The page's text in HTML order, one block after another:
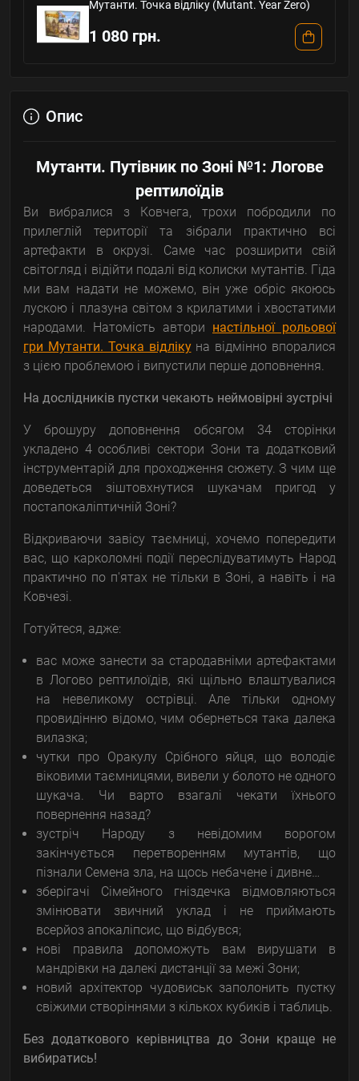
Мутанти. Точка відліку (Mutant. Year Zero)
1 080 грн.
Опис
Мутанти. Путівник по Зоні №1: Логове
рептилоїдів
Ви вибралися з Ковчега, трохи побродили по
прилеглій території та зібрали практично всі
артефакти в окрузі. Саме час розширити свій
світогляд і відійти подалі від колиски мутантів. Гіда
ми вам надати не можемо, він уже обріс якоюсь
лускою і плазуна світом з крилатими і хвостатими
народами. Натомість автори настільної рольової
гри Мутанти. Точка відлікуна відмінно впоралися
з цією проблемою і випустили перше доповнення.
На дослідників пустки чекають неймовірні зустрічі
У брошуру доповнення обсягом 34 сторінки
укладено 4 особливі сектори Зони та додатковий
інструментарій для проходження сюжету. З чим ще
доведеться зіштовхнутися шукачам пригод у
постапокаліптичній Зоні?
Відкриваючи завісу таємниці, хочемо попередити
вас, що карколомні події переслідуватимуть Народ
практично по п'ятах не тільки в Зоні, а навіть і на
Ковчезі.
Готуйтеся, адже:
вас може занести за стародавніми артефактами
в Логово рептилоїдів, які щільно влаштувалися
на невеликому острівці. Але тільки одному
провидінню відомо, чим обернеться така далека
вилазка;
чутки про Оракулу Срібного яйця, що володіє
віковими таємницями, вивели у болото не одного
шукача. Чи варто взагалі чекати їхнього
повернення назад?
зустріч Народу з невідомим ворогом
закінчується перетворенням мутантів, що
пізнали Семена зла, на щось небачене і дивне…
зберігачі Сімейного гніздечка відмовляються
змінювати звичний уклад і не приймають
всерйоз апокаліпсис, що відбувся;
нові правила допоможуть вам вирушати в
мандрівки на далекі дистанції за межі Зони;
новий архітектор чудовиськ заполонить пустку
свіжими створіннями з кількох кубиків і таблиць.
Без додаткового керівництва до Зони краще не
вибиратись!